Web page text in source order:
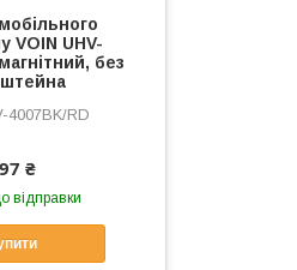
VOIN UHV-
без
4007BK/RD
₴
відправки